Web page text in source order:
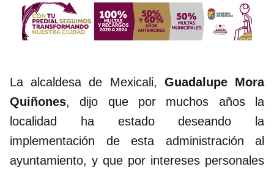
La alcaldesa de Mexicali, Guadalupe Mora
Quiñones, dijo que por muchos años la
localidad ha estado deseando la
implementación de esta administración al
ayuntamiento, y que por intereses personales